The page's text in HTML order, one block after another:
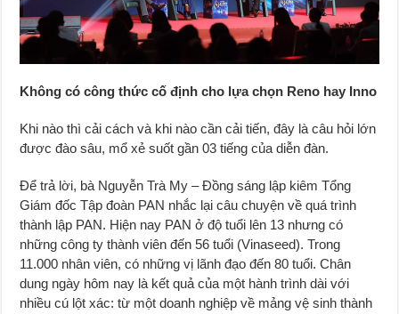
Không có công thức cố định cho lựa chọn Reno hay Inno
Khi nào thì cải cách và khi nào cần cải tiến, đây là câu hỏi lớn
được đào sâu, mổ xẻ suốt gần 03 tiếng của diễn đàn.
Để trả lời, bà Nguyễn Trà My – Đồng sáng lập kiêm Tổng
Giám đốc Tập đoàn PAN nhắc lại câu chuyện về quá trình
thành lập PAN. Hiện nay PAN ở độ tuổi lên 13 nhưng có
những công ty thành viên đến 56 tuổi (Vinaseed). Trong
11.000 nhân viên, có những vị lãnh đạo đến 80 tuổi. Chân
dung ngày hôm nay là kết quả của một hành trình dài với
nhiều cú lột xác: từ một doanh nghiệp về mảng vệ sinh thành